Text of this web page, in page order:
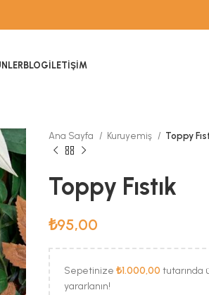
BLOGİLETIŞIM
Ana Sayfa Kuruyemiş Toppy
Toppy Fıstık
₺95,00
Sepetinize ₺1.000,00 tutarında
yararlanın!